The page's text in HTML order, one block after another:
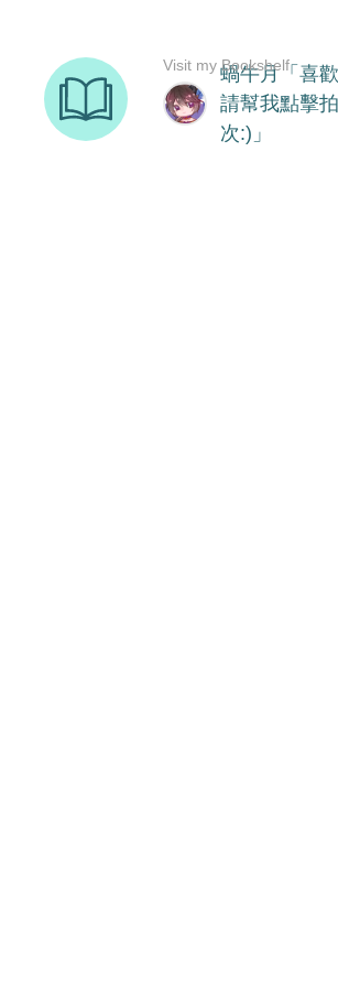
蝸牛月「喜
請幫我點擊
次:)」
Visit my Bookshelf